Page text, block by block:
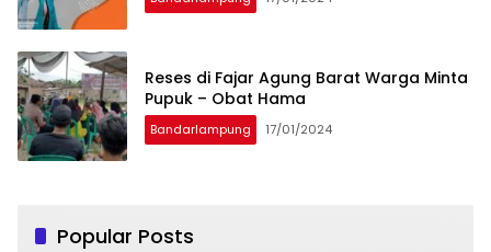
Reses di Fajar Agung Barat Warga Minta
Pupuk – Obat Hama
Bandarlampung 17/01/2024
Popular Posts